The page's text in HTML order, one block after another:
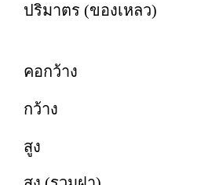
ปริมาตร (ของเห
คอกว้าง
กว้าง 33
สูง 90